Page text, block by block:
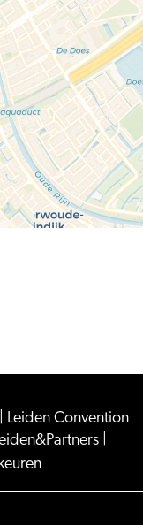
Leiden Convention